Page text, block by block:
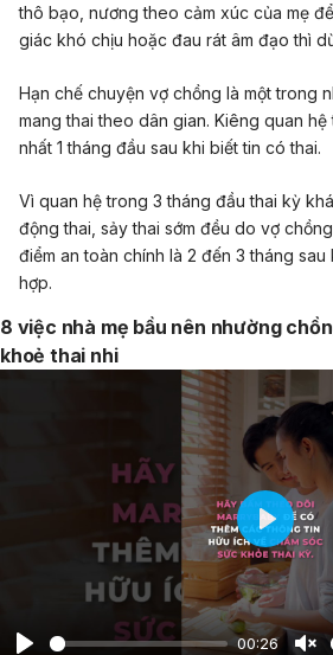
thô bạo, nương theo cảm xúc của mẹ
giác khó chịu hoặc đau rát âm đạo thì
Hạn chế chuyện vợ chồng là một trong
mang thai theo dân gian. Kiêng quan
nhất 1 tháng đầu sau khi biết tin có thai.
Vì quan hệ trong 3 tháng đầu thai kỳ
động thai, sảy thai sớm đều do vợ
điểm an toàn chính là 2 đến 3 tháng sau
hợp.
8 việc nhà mẹ bầu nên nhường
khoẻ thai nhi
00:26
Play